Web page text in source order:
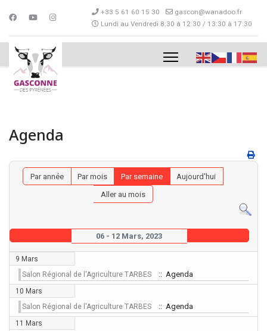
+33 5 61 60 15 30
gascon@wanadoo.fr
Lundi au Vendredi 8:30 à 12:30 / 13:30 à 17:30
Agenda
Par année Par mois Par semaine
Aujourd'hui
Aller au mois
06 - 12 Mars, 2023
9 Mars
Salon Régional de l'Agriculture TARBES
:: Agenda
10 Mars
Salon Régional de l'Agriculture TARBES
:: Agenda
11 Mars